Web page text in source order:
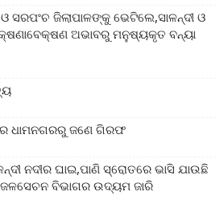
ଜିଲାପାଳଙ୍କୁ ଭେଟିଲେ,ସାଳନ୍ଦୀ ଓ
ଅଭାବରୁ ମନୁଷ୍ୟକୃତ ବନ୍ୟା
ଧାମନଗରରୁ ଜଣେ ଗିରଫ
ନଦୀର ଘାଇ,ପାଣି ସ୍ରୋତରେ ଭାସି ଯାଉଛି
ଜଳସେଚନ ବିଭାଗର ଉଦ୍ୟମ ଜାରି